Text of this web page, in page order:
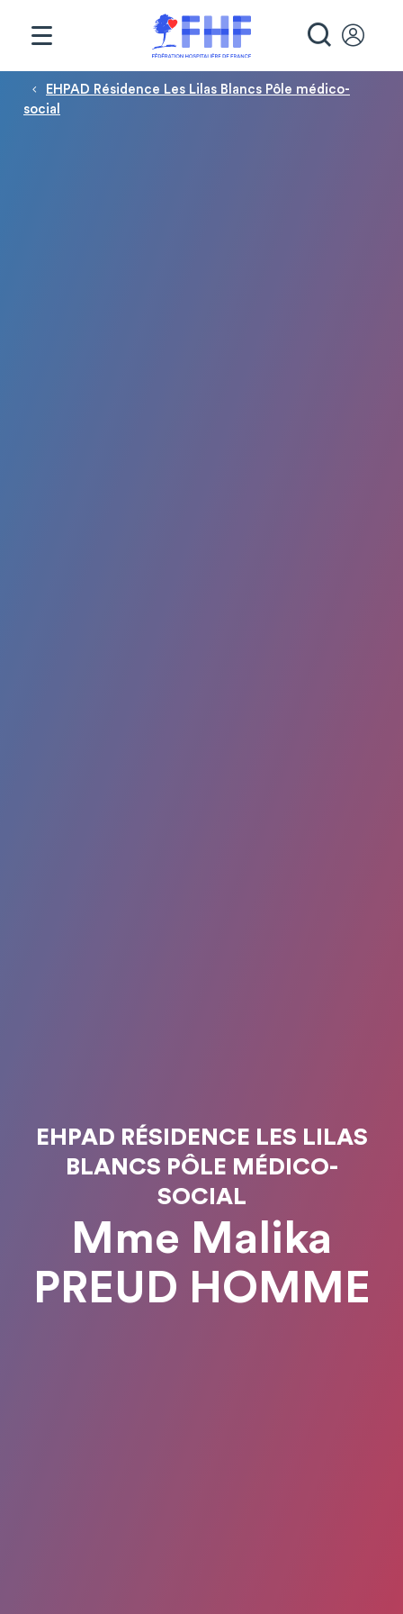
Fil d'Ariane
EHPAD Résidence Les Lilas Blancs Pôle médico-
social
EHPAD RÉSIDENCE LES LILAS
BLANCS PÔLE MÉDICO-
SOCIAL
Mme Malika
PREUD HOMME
Panneau de gestion des cookies